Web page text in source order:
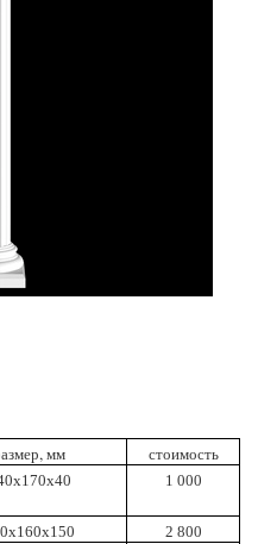
мм
стоимость
1 000
2 800